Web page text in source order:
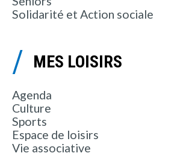
Solidarité et Action sociale
MES LOISIRS
Agenda
Culture
Sports
Espace de loisirs
Vie associative